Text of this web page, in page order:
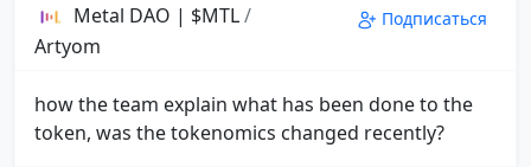
Metal DAO | $MTL/
Artyom
Подписаться
how the team explain what has been done to the
token, was the tokenomics changed recently?